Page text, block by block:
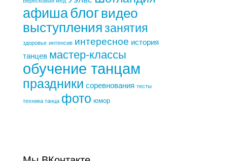
афишаблогвидео
выступлениязанятия
здоровье интенсив интересное история
танцев мастер-классы
обучение танцам
праздники соревнования тесты
техника танца фото юмор